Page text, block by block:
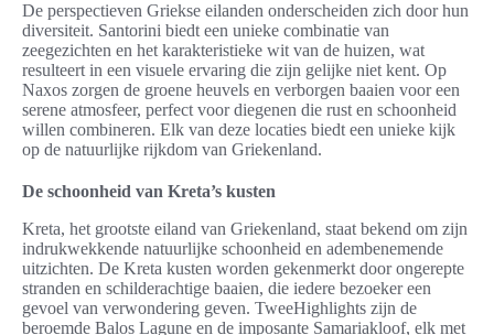
De perspectieven Griekse eilanden onderscheiden zich door hun
diversiteit. Santorini biedt een unieke combinatie van
zeegezichten en het karakteristieke wit van de huizen, wat
resulteert in een visuele ervaring die zijn gelijke niet kent. Op
Naxos zorgen de groene heuvels en verborgen baaien voor een
serene atmosfeer, perfect voor diegenen die rust en schoonheid
willen combineren. Elk van deze locaties biedt een unieke kijk
op de natuurlijke rijkdom van Griekenland.
De schoonheid van Kreta’s kusten
Kreta, het grootste eiland van Griekenland, staat bekend om zijn
indrukwekkende natuurlijke schoonheid en adembenemende
uitzichten. De Kreta kusten worden gekenmerkt door ongerepte
stranden en schilderachtige baaien, die iedere bezoeker een
gevoel van verwondering geven. TweeHighlights zijn de
beroemde Balos Lagune en de imposante Samariakloof, elk met